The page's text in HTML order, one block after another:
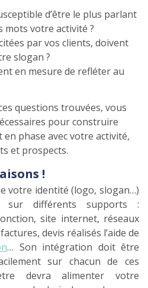
d’être le plus parlant
mots votre activité ?
par vos clients, doivent
slogan ?
en mesure de refléter au
questions trouvées, vous
pour construire
phase avec votre activité,
et prospects.
!
votre identité (logo, slogan…)
sur différents supports :
site internet, réseaux
devis réalisés l’aide de
… Son intégration doit être
sur chacun de ces
devra alimenter votre